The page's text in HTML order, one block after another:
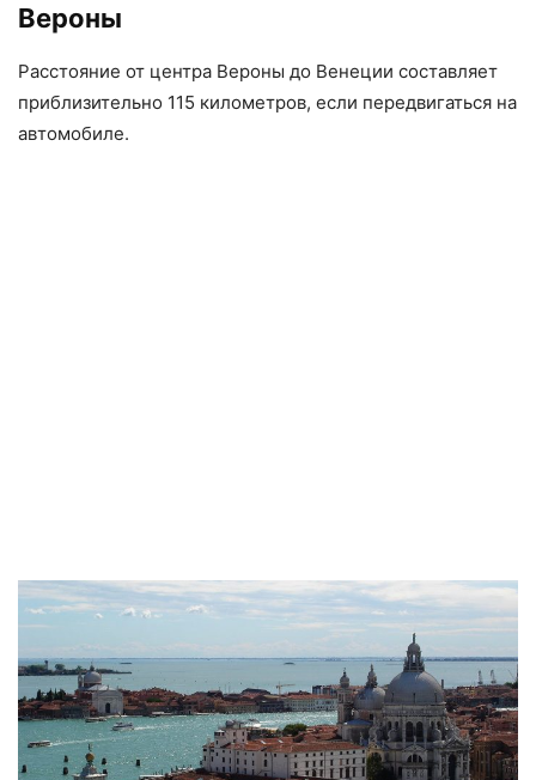
Вероны
Расстояние от центра Вероны до Венеции составляет
приблизительно 115 километров, если передвигаться на
автомобиле.